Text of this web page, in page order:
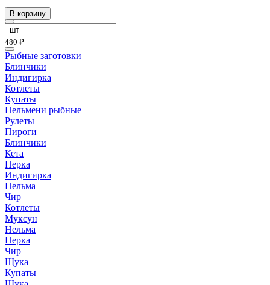
В корзину
480 ₽
Рыбные заготовки
Блинчики
Индигирка
Котлеты
Купаты
Пельмени рыбные
Рулеты
Пироги
Блинчики
Кета
Нерка
Индигирка
Нельма
Чир
Котлеты
Муксун
Нельма
Нерка
Чир
Щука
Купаты